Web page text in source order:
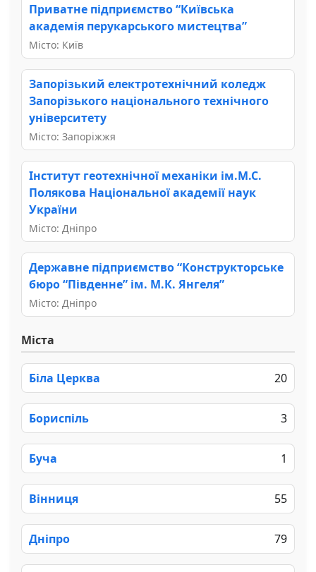
Приватне підприємство “Київська
академія перукарського мистецтва”
Місто: Київ
Запорізький електротехнічний коледж
Запорізького національного технічного
університету
Місто: Запоріжжя
Інститут геотехнічної механіки ім.М.С.
Полякова Національної академії наук
України
Місто: Дніпро
Державне підприємство “Конструкторське
бюро “Південне” ім. М.К. Янгеля”
Місто: Дніпро
Міста
Біла Церква 20
Бориспіль 3
Буча 1
Вінниця 55
Дніпро 79